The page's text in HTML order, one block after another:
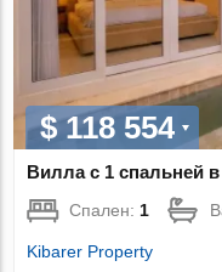
$ 118 554
Вилла с 1 спальней
Спален: 1
Kibarer Property